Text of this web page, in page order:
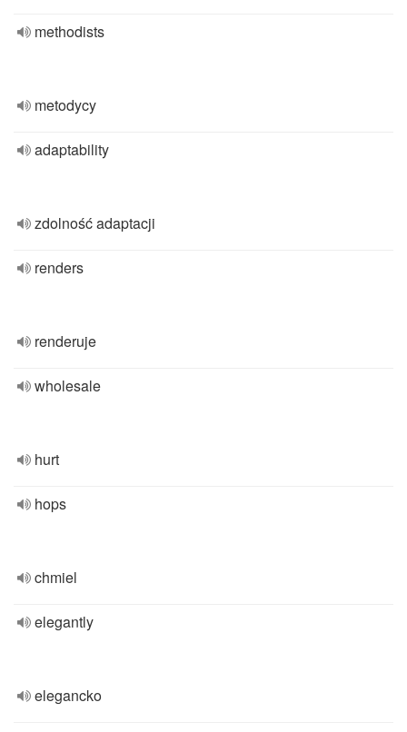
methodists
metodycy
adaptability
zdolność adaptacji
renders
renderuje
wholesale
hurt
hops
chmiel
elegantly
elegancko